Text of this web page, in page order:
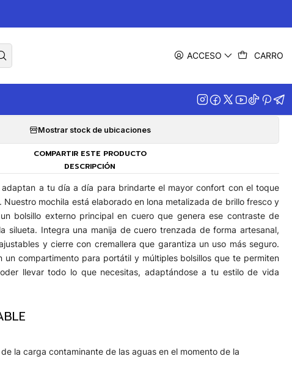
ACCESO CARRO
Velez Ryn Manifiesto
Mostrar stock de ubicaciones
COMPARTIR ESTE PRODUCTO
DESCRIPCIÓN
adaptan a tu día a día para brindarte el mayor confort con el toque
mochila está elaborado en lona metalizada de brillo fresco y
bolsillo externo principal en cuero que genera ese contraste de
silueta. Integra una manija de cuero trenzada de forma artesanal,
y cierre con cremallera que garantiza un uso más seguro.
un compartimento para portátil y múltiples bolsillos que te permiten
llevar todo lo que necesitas, adaptándose a tu estilo de vida
la carga contaminante de las aguas en el momento de la